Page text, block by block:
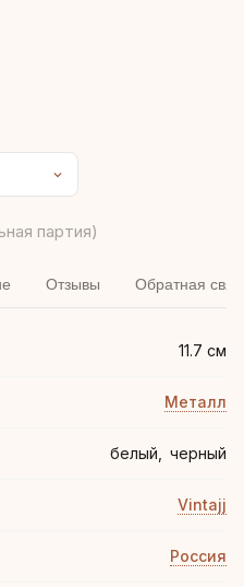
партия)
Отзывы Обратная
11.7 см
Металл
белый черный
Vintajj
Россия